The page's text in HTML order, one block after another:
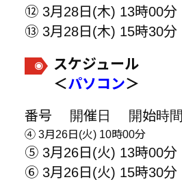
⑫ 3月28日(木) 13時00分
⑬ 3月28日(木) 15時30分
スケジュール
＜パソコン＞
番号 開催日 開始時間
④ 3月26日(火) 10時00分
⑤ 3月26日(火) 13時00分
⑥ 3月26日(火) 15時30分